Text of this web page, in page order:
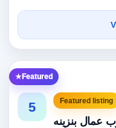
Featured
5 Featured listing
عمال بنزينه